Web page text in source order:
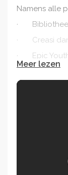
Namens alle
·
· Creasi
· Epic
· Sporthal
Meer lezen